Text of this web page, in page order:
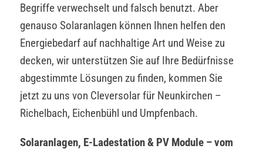
Begriffe verwechselt und falsch benutzt. Aber
genauso Solaranlagen können Ihnen helfen den
Energiebedarf auf nachhaltige Art und Weise zu
decken, wir unterstützen Sie auf Ihre Bedürfnisse
abgestimmte Lösungen zu finden, kommen Sie
jetzt zu uns von Cleversolar für Neunkirchen –
Richelbach, Eichenbühl und Umpfenbach.
Solaranlagen, E-Ladestation & PV Module – vom